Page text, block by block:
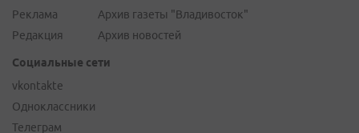
Реклама
Редакция
Архив газеты "Владивосток"
Архив новостей
Социальные сети
vkontakte
Одноклассники
Телеграм